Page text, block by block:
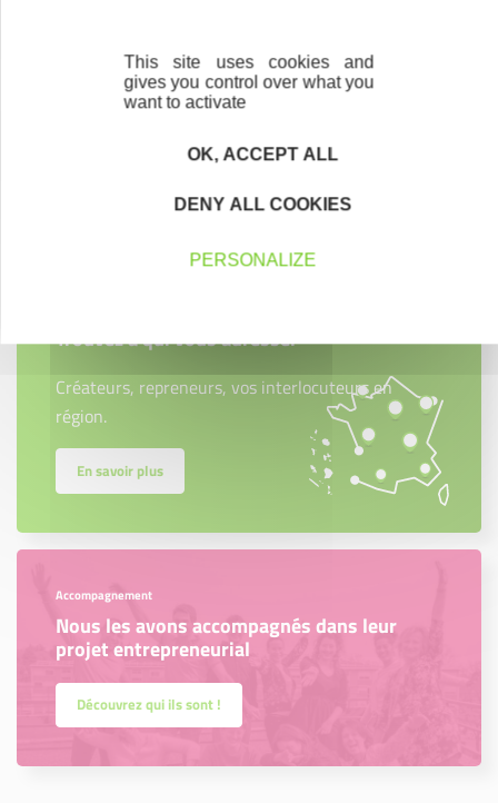
Contactez-nous ! Cliquez ici
Trouvez à qui vous adresser
Créateurs, repreneurs, vos interlocuteurs en
région.
En savoir plus
Accompagnement
Nous les avons accompagnés dans leur
projet entrepreneurial
Découvrez qui ils sont !
This site uses cookies and
gives you control over what you
want to activate
OK, ACCEPT ALL
DENY ALL COOKIES
PERSONALIZE